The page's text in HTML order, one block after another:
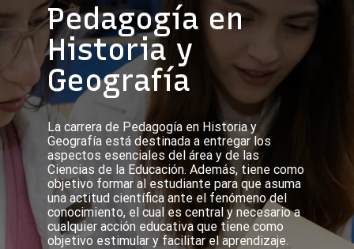
Pedagogía en
Historia y
Geografía
La carrera de Pedagogía en Historia y
Geografía está destinada a entregar los
aspectos esenciales del área y de las
Ciencias de la Educación. Además, tiene como
objetivo formar al estudiante para que asuma
una actitud científica ante el fenómeno del
conocimiento, el cual es central y necesario a
cualquier acción educativa que tiene como
objetivo estimular y facilitar el aprendizaje.